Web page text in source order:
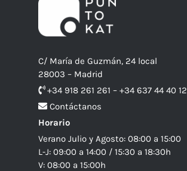
C/ María de Guzmán, 24 local
28003 – Madrid
+34 918 261 261 – +34 637 44 40 12
Contáctanos
Horario
Verano Julio y Agosto: 08:00 a 15:00
L-J: 09:00 a 14:00 / 15:30 a 18:30h
V: 08:00 a 15:00h